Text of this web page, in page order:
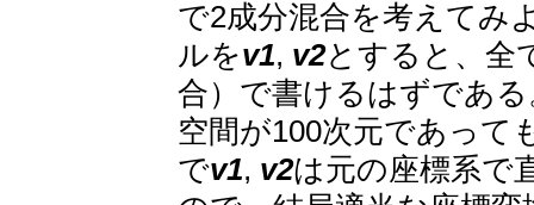
で2成分混合を考えてみ
ルをv1, v2とすると、全
合）で書けるはずであ
空間が100次元であって
でv1, v2は元の座標系で